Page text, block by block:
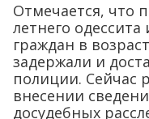
Отмечается, что
летнего
граждан в
задержали и
полиции. Сейчас
внесении
досудебных